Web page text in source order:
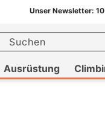
Unser Newsletter:
Suchen
Ausrüstung